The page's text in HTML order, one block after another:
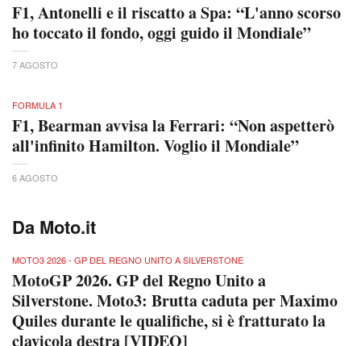
F1, Antonelli e il riscatto a Spa: “L'anno scorso
ho toccato il fondo, oggi guido il Mondiale”
7 AGOSTO
FORMULA 1
F1, Bearman avvisa la Ferrari: “Non aspetterò
all'infinito Hamilton. Voglio il Mondiale”
6 AGOSTO
Da Moto.it
MOTO3 2026 - GP DEL REGNO UNITO A SILVERSTONE
MotoGP 2026. GP del Regno Unito a
Silverstone. Moto3: Brutta caduta per Maximo
Quiles durante le qualifiche, si è fratturato la
clavicola destra [VIDEO]